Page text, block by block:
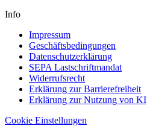
Info
Impressum
Geschäftsbedingungen
Datenschutzerklärung
SEPA Lastschriftmandat
Widerrufsrecht
Erklärung zur Barrierefreiheit
Erklärung zur Nutzung von KI
Cookie Einstellungen